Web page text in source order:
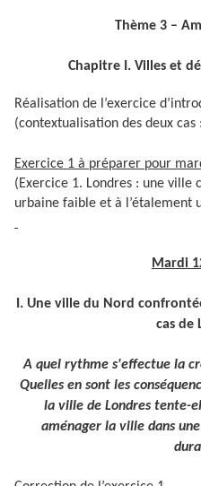
Thème 3 –
Chapitre I. Villes et
Réalisation de l’exercice
(contextualisation des deux
Exercice 1 à préparer pour
(Exercice 1. Londres : une ville
urbaine faible et à l’étalement
Mardi
I. Une ville du Nord
cas de
A quel rythme s'effectue la
Quelles en sont les
la ville de Londres tente-
aménager la ville dans